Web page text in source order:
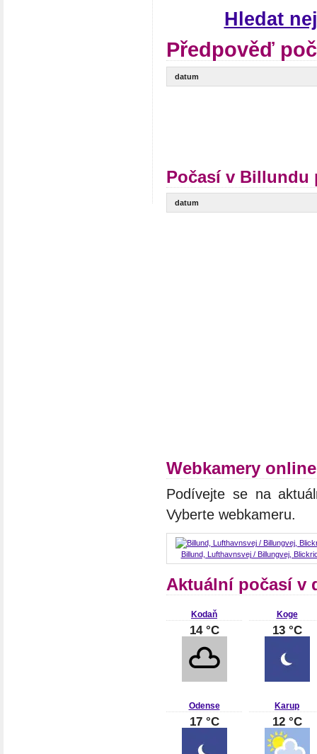
Hledat
Předpověď
datum
Počasí v Billundu
datum
Webkamery
Podívejte se na
Vyberte webkameru.
Billund, Lufthavnsvej / Billungvej,
Aktuální počasí v
Kodaň
14 °C
Koge
13 °C
Odense
17 °C
Karup
12 °C